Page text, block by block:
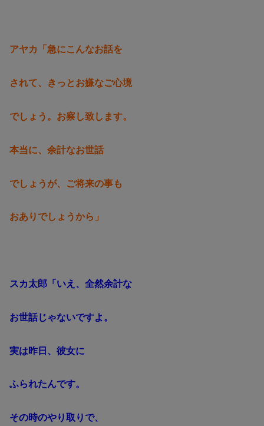
アヤカ「急にこんなお話を
されて、きっとお嫌なご心境
でしょう。お察し致します。
本当に、余計なお世話
でしょうが、ご将来の事も
おありでしょうから」
スカ太郎「いえ、全然余計な
お世話じゃないですよ。
実は昨日、彼女に
ふられたんです。
その時のやり取りで、